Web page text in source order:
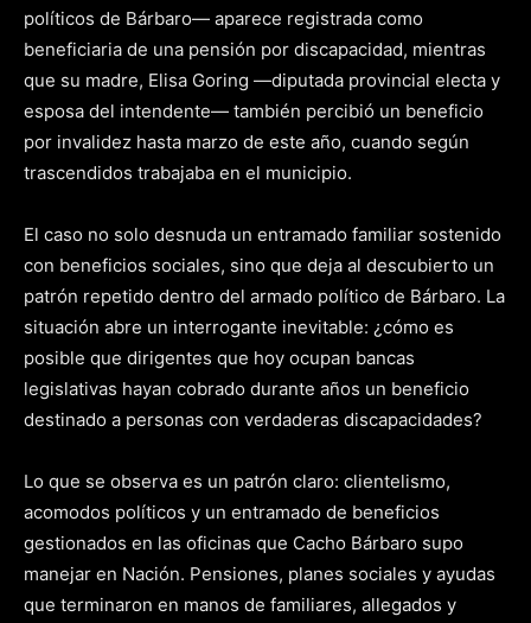
políticos de Bárbaro— aparece registrada como
beneficiaria de una pensión por discapacidad, mientras
que su madre, Elisa Goring —diputada provincial electa y
esposa del intendente— también percibió un beneficio
por invalidez hasta marzo de este año, cuando según
trascendidos trabajaba en el municipio.
El caso no solo desnuda un entramado familiar sostenido
con beneficios sociales, sino que deja al descubierto un
patrón repetido dentro del armado político de Bárbaro. La
situación abre un interrogante inevitable: ¿cómo es
posible que dirigentes que hoy ocupan bancas
legislativas hayan cobrado durante años un beneficio
destinado a personas con verdaderas discapacidades?
Lo que se observa es un patrón claro: clientelismo,
acomodos políticos y un entramado de beneficios
gestionados en las oficinas que Cacho Bárbaro supo
manejar en Nación. Pensiones, planes sociales y ayudas
que terminaron en manos de familiares, allegados y